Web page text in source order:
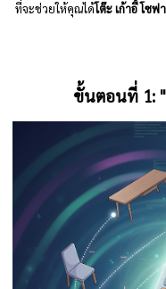
ที่จะช่วยให้คุณได้โต๊ะ เก้าอี้ โซฟา
ขั้นตอนที่ 1: "